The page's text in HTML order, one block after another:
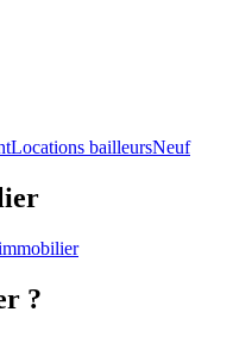
Locations bailleursNeuf
?